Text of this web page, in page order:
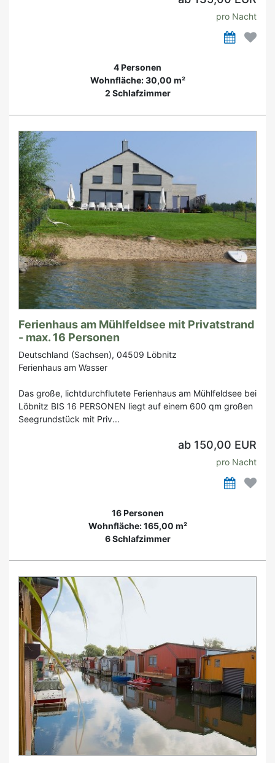
pro Nacht
4 Personen
Wohnfläche: 30,00 m²
2 Schlafzimmer
Ferienhaus am Mühlfeldsee mit Privatstrand
- max. 16 Personen
Deutschland (Sachsen), 04509 Löbnitz
Ferienhaus am Wasser
Das große, lichtdurchflutete Ferienhaus am Mühlfeldsee bei
Löbnitz BIS 16 PERSONEN liegt auf einem 600 qm großen
Seegrundstück mit Priv...
ab 150,00 EUR
pro Nacht
16 Personen
Wohnfläche: 165,00 m²
6 Schlafzimmer